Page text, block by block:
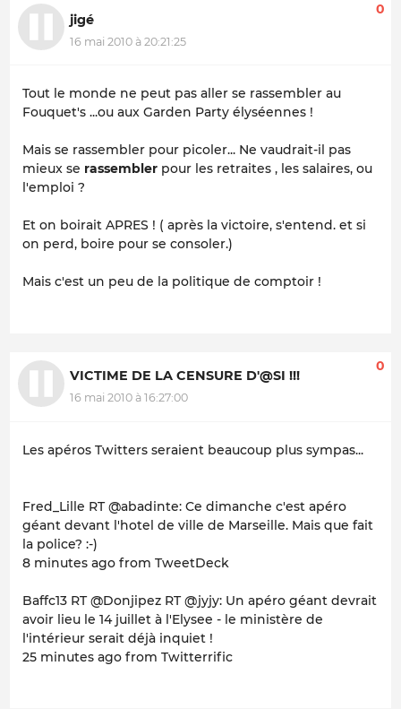
jigé
16 mai 2010 à 20:21:25
0
Tout le monde ne peut pas aller se rassembler au
Fouquet's ...ou aux Garden Party élyséennes !
Mais se rassembler pour picoler... Ne vaudrait-il pas
mieux se rassembler pour les retraites , les salaires, ou
l'emploi ?
Et on boirait APRES ! ( après la victoire, s'entend. et si
on perd, boire pour se consoler.)
Mais c'est un peu de la politique de comptoir !
VICTIME DE LA CENSURE D'@SI !!!
16 mai 2010 à 16:27:00
0
Les apéros Twitters seraient beaucoup plus sympas...
Fred_Lille RT @abadinte: Ce dimanche c'est apéro
géant devant l'hotel de ville de Marseille. Mais que fait
la police? :-)
8 minutes ago from TweetDeck
Baffc13 RT @Donjipez RT @jyjy: Un apéro géant devrait
avoir lieu le 14 juillet à l'Elysee - le ministère de
l'intérieur serait déjà inquiet !
25 minutes ago from Twitterrific